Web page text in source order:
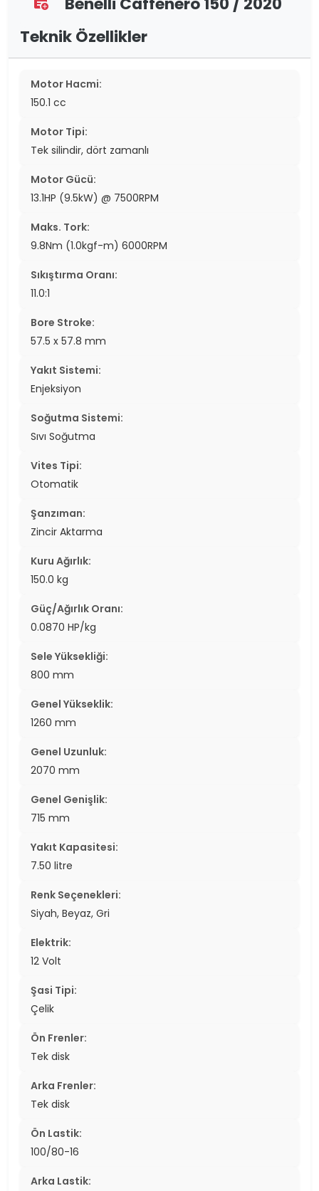
Teknik Özellikler
Motor Hacmi:
150.1 cc
Motor Tipi:
Tek silindir, dört zamanlı
Motor Gücü:
13.1HP (9.5kW) @ 7500RPM
Maks. Tork:
9.8Nm (1.0kgf-m) 6000RPM
Sıkıştırma Oranı:
11.0:1
Bore Stroke:
57.5 x 57.8 mm
Yakıt Sistemi:
Enjeksiyon
Soğutma Sistemi:
Sıvı Soğutma
Vites Tipi:
Otomatik
Şanzıman:
Zincir Aktarma
Kuru Ağırlık:
150.0 kg
Güç/Ağırlık Oranı:
0.0870 HP/kg
Sele Yüksekliği:
800 mm
Genel Yükseklik:
1260 mm
Genel Uzunluk:
2070 mm
Genel Genişlik:
715 mm
Yakıt Kapasitesi:
7.50 litre
Renk Seçenekleri:
Siyah, Beyaz, Gri
Elektrik:
12 Volt
Şasi Tipi:
Çelik
Ön Frenler:
Tek disk
Arka Frenler:
Tek disk
Ön Lastik:
100/80-16
Arka Lastik: